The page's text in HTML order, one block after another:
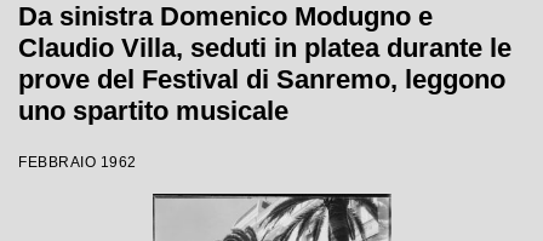
Da sinistra Domenico Modugno e
Claudio Villa, seduti in platea durante le
prove del Festival di Sanremo, leggono
uno spartito musicale
FEBBRAIO 1962